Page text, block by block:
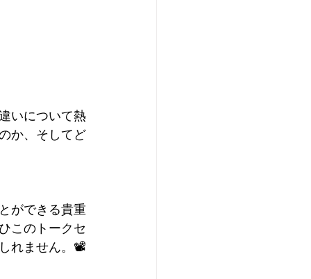
いについて熱
か、そしてど
ができる貴重
このトークセ
れません。📽️